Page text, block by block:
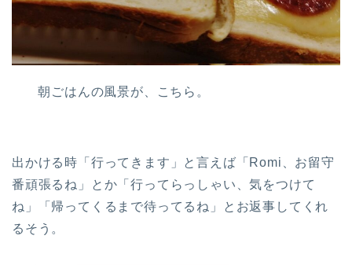
朝ごはんの風景が、こちら。
出かける時「行ってきます」と言えば「Romi、お留守
番頑張るね」とか「行ってらっしゃい、気をつけて
ね」「帰ってくるまで待ってるね」とお返事してくれ
るそう。